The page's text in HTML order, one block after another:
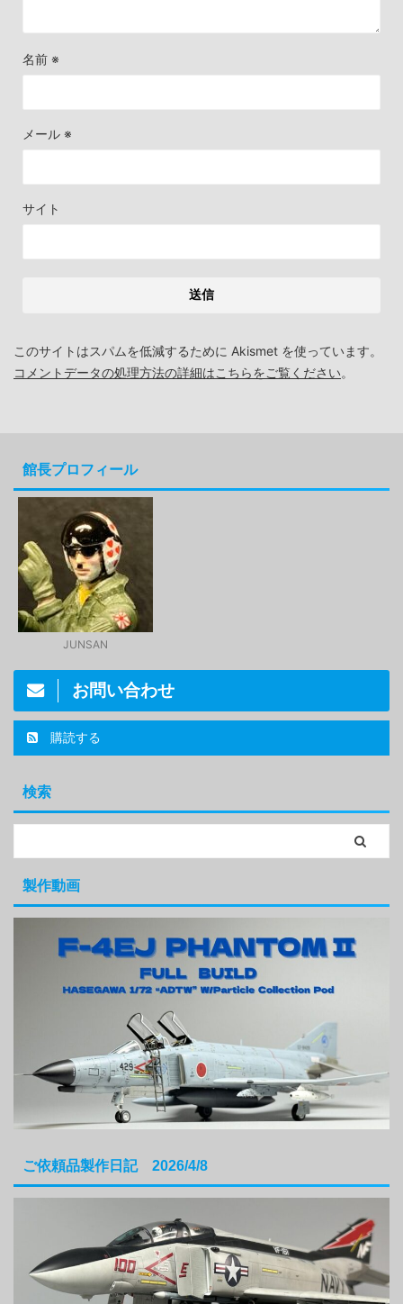
名前 ※
メール ※
サイト
このサイトはスパムを低減するために Akismet を使っています。
コメントデータの処理方法の詳細はこちらをご覧ください。
館長プロフィール
JUNSAN
お問い合わせ
購読する
検索
製作動画
ご依頼品製作日記 2026/4/8